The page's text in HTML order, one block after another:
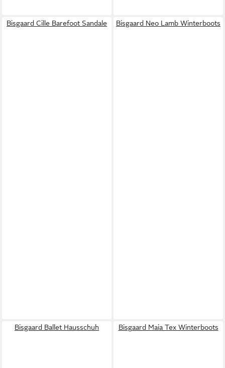
Bisgaard Cille Barefoot Sandale Bisgaard Neo Lamb Winterboots
Bisgaard Ballet Hausschuh Bisgaard Maia Tex Winterboots